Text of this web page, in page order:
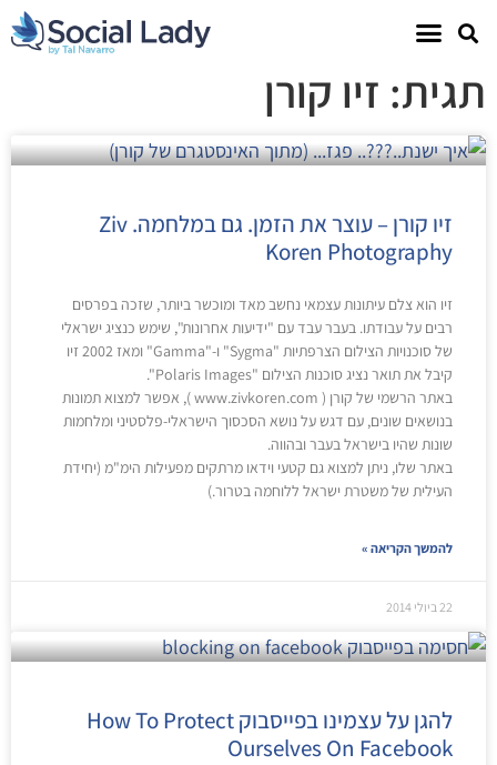
תגית: זיו קורן
זיו קורן – עוצר את הזמן. גם במלחמה. Ziv
Koren Photography
זיו הוא צלם עיתונות עצמאי נחשב מאד ומוכשר ביותר, שזכה בפרסים
רבים על עבודתו. בעבר עבד עם "ידיעות אחרונות", שימש כנציג ישראלי
של סוכנויות הצילום הצרפתיות "Sygma" ו-"Gamma" ומאז 2002 זיו
קיבל את תואר נציג סוכנות הצילום "Polaris Images".
באתר הרשמי של קורן ( www.zivkoren.com ), אפשר למצוא תמונות
בנושאים שונים, עם דגש על נושא הסכסוך הישראלי-פלסטיני ומלחמות
שונות שהיו בישראל בעבר ובהווה.
באתר שלו, ניתן למצוא גם קטעי וידאו מרתקים מפעילות הימ"מ (יחידת
העילית של משטרת ישראל ללוחמה בטרור.)
להמשך הקריאה »
22 ביולי 2014
להגן על עצמינו בפייסבוק How To Protect
Ourselves On Facebook